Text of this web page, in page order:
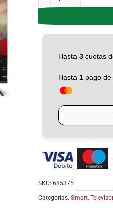
SKU: 685375
Categorías: Smart,